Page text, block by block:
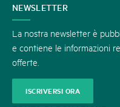
CONTATTATECI
NEWSLETTER
La nostra newsletter è
e contiene le informazioni
offerte.
ISCRIVERSI ORA